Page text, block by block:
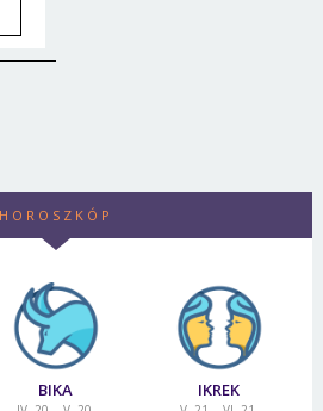
HOROSZKÓP
BIKA IKREK
bejelentkezés